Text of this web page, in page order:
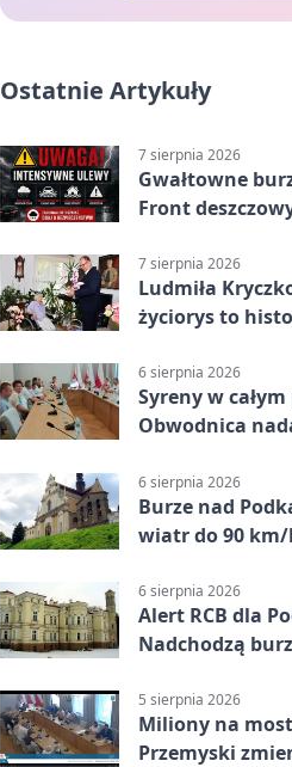
Ostatnie Artykuły
7 sierpnia 2026
Gwałtowne
Front
7 sierpnia 2026
Ludmiła
życiorys to
6 sierpnia 2026
Syreny w
Obwodnica
6 sierpnia 2026
Burze nad
wiatr do 90
6 sierpnia 2026
Alert RCB dla
Nadchodzą
5 sierpnia 2026
Miliony na
Przemyski